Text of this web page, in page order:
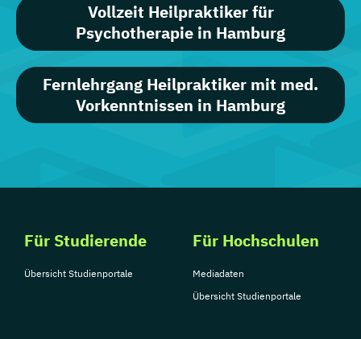
Vollzeit Heilpraktiker für
Psychotherapie in Hamburg
Fernlehrgang Heilpraktiker mit med.
Vorkenntnissen in Hamburg
Für Studierende
Übersicht Studienportale
Für Hochschulen
Mediadaten
Übersicht Studienportale